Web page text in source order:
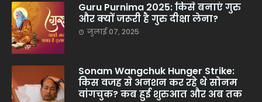
Guru Purnima 2025: किसे बनाएं गुरु
और क्यों जरूरी है गुरु दीक्षा लेना?
जुलाई 07, 2025
Sonam Wangchuk Hunger Strike:
किस वजह से अनशन कर रहे थे सोनम
वांगचुक? कब हुई शुरुआत और अब तक